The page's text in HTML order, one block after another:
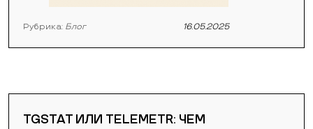
Рубрика: Блог 16.05.2025
TGSTAT ИЛИ TELEMETR: ЧЕМ